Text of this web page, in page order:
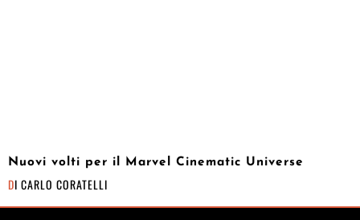
Nuovi volti per il Marvel Cinematic Universe
DI CARLO CORATELLI